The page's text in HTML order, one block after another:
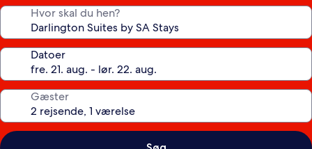
Hvor skal du hen?
Datoer
Gæster